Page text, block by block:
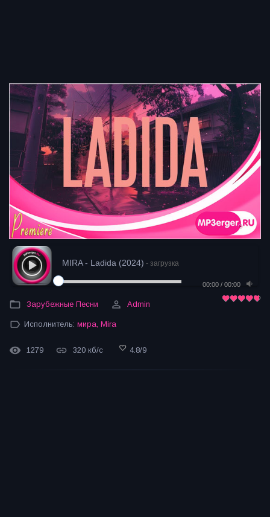
MIRA - Ladida (2024) - загрузка
00:00 / 00:00
Зарубежные Песни Admin
Исполнитель: мира Mira
1279 320 кб/с 4.8/9